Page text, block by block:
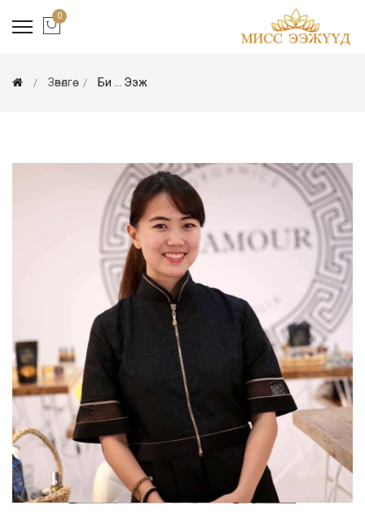
0
Зөвөлгөө Би ... Ээж